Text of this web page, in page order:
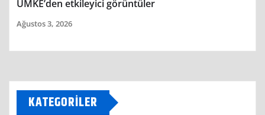
UMKE’den etkileyici görüntüler
Ağustos 3, 2026
KATEGORILER